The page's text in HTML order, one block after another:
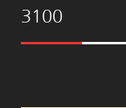
3100